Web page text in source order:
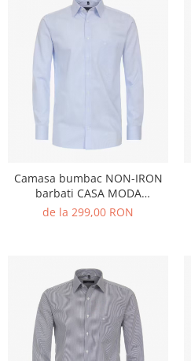
Camasa bumbac NON-IRON
barbati CASA MODA
ComfortFit bleu dungulite
de la 299,00 RON